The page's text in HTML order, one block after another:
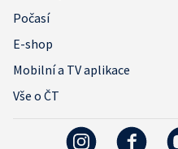
Počasí
E-shop
Mobilní a TV aplikace
Vše o ČT